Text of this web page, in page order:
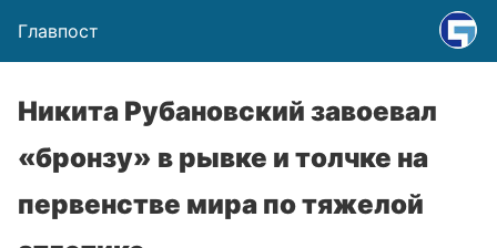
Главпост
Никита Рубановский завоевал
«бронзу» в рывке и толчке на
первенстве мира по тяжелой